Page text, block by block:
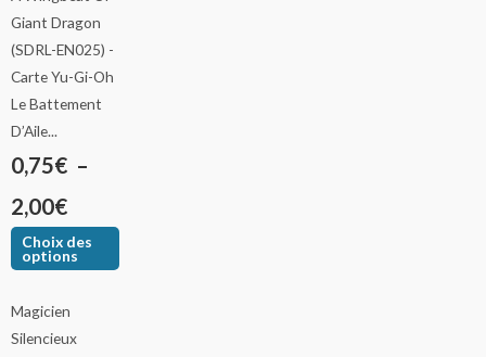
Le Battement
D’Aile...
0,75€ –
2,00€
Choix des
options
Magicien
Silencieux